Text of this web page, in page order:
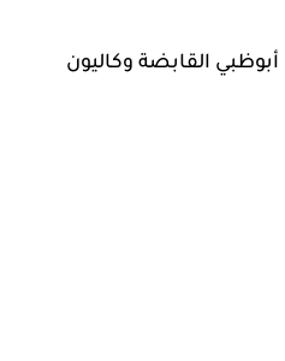
القابضة وكاليون